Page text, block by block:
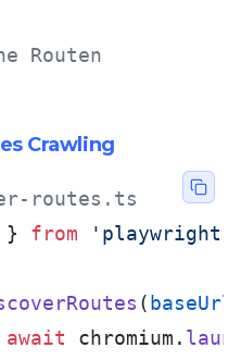
Routen
Crawling
routes.ts
} from 'playwright-
( baseUrl
await chromium.